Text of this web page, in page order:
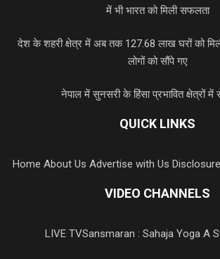
में भी भारत को मिली सफलता
देश के शहरी क्षेत्र में अब तक 127.68 लाख घरों को
लोगों को सौंपे गए
नेपाल में सुनसरी के हिंसा प्रभावित क्षेत्रों में
QUICK LINKS
Home About Us Advertise with Us
VIDEO CHANNELS
LIVE TVSansmaran : Sahaja Yoga A